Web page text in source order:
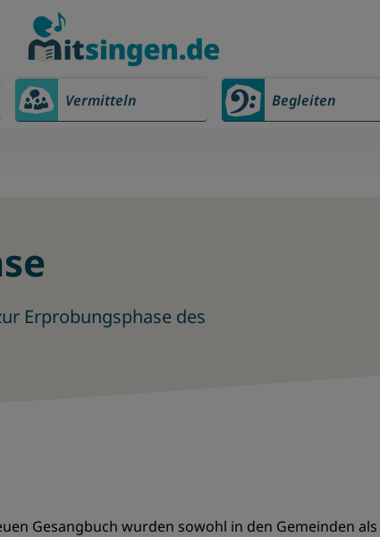
Vermitteln Begleiten
Erprobungsphase des
Gesangbuch wurden sowohl in den Gemeinden